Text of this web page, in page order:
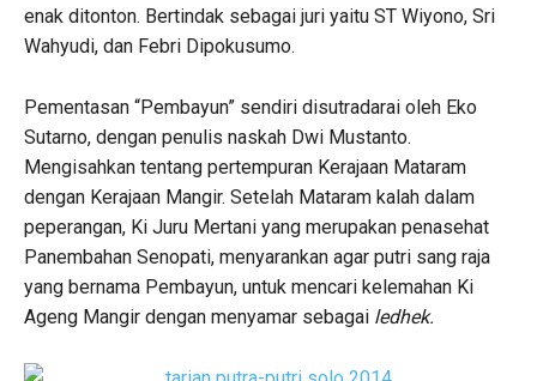
enak ditonton. Bertindak sebagai juri yaitu ST Wiyono, Sri
Wahyudi, dan Febri Dipokusumo.
Pementasan “Pembayun” sendiri disutradarai oleh Eko
Sutarno, dengan penulis naskah Dwi Mustanto.
Mengisahkan tentang pertempuran Kerajaan Mataram
dengan Kerajaan Mangir. Setelah Mataram kalah dalam
peperangan, Ki Juru Mertani yang merupakan penasehat
Panembahan Senopati, menyarankan agar putri sang raja
yang bernama Pembayun, untuk mencari kelemahan Ki
Ageng Mangir dengan menyamar sebagai ledhek.